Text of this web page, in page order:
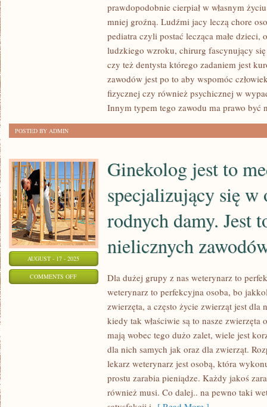
KWESTIONOWANIE
PRAWDOPODOBNIE
ŻYCIU
CHOROBĘ
GROŹNĄ
CZY
TEŻ
prawdopodobnie cierpiał w własnym
mniej groźną. Ludźmi jacy leczą chore
pediatra czyli postać lecząca małe dzieci,
ludzkiego wzroku, chirurg fascynujący
czy też dentysta którego zadaniem jest
zawodów jest po to aby wspomóc
fizycznej czy również psychicznej w
Innym typem tego zawodu ma prawo być
POSTED BY ADMIN
AUGUST - 17 - 2025
COMMENTS OFFON
GINEKOLOG
SPECJALIZUJĄCY
ORGANACH
Ginekolog jest to
specjalizujący się w
rodnych damy. Jest
nielicznych
Dla dużej grupy z nas weterynarz to
weterynarz to perfekcyjna osoba, bo
zwierzęta, a często życie zwierząt jest dla
kiedy tak właściwie są to nasze zwierzęta
mają wobec tego dużo zalet, wiele jest
dla nich samych jak oraz dla zwierząt.
lekarz weterynarz jest osobą, która
prostu zarabia pieniądze. Każdy jakoś
również musi. Co dalej.. na pewno taki